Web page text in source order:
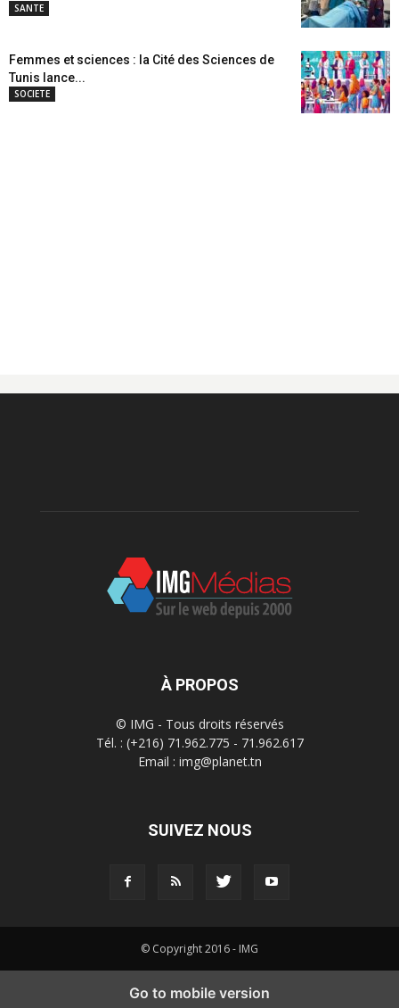
SANTE
Femmes et sciences : la Cité des Sciences de
Tunis lance...
SOCIETE
À PROPOS
© IMG - Tous droits réservés
Tél. : (+216) 71.962.775 - 71.962.617
Email : img@planet.tn
SUIVEZ NOUS
© Copyright 2016 - IMG
Go to mobile version